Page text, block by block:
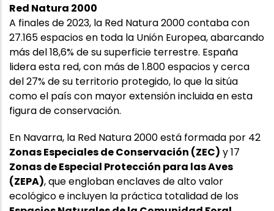
Red Natura 2000
A finales de 2023, la Red Natura 2000 contaba con
27.165 espacios en toda la Unión Europea, abarcando
más del 18,6% de su superficie terrestre. España
lidera esta red, con más de 1.800 espacios y cerca
del 27% de su territorio protegido, lo que la sitúa
como el país con mayor extensión incluida en esta
figura de conservación.
En Navarra, la Red Natura 2000 está formada por 42
Zonas Especiales de Conservación (ZEC) y 17
Zonas de Especial Protección para las Aves
(ZEPA), que engloban enclaves de alto valor
ecológico e incluyen la práctica totalidad de los